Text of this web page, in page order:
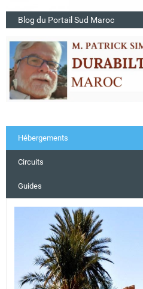
Blog du Portail Sud Maroc
Hébergements
Circuits
Guides